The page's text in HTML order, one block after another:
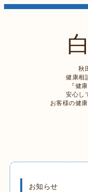
秋
健康相
『健
安心し
お客様の健
お知らせ